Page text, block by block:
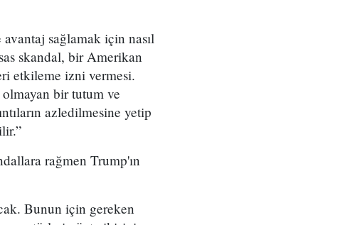
sağlamak için nasıl
skandal, bir Amerikan
etkileme izni vermesi.
bir tutum ve
azledilmesine yetip
rağmen Trump'ın
Bunun için gereken